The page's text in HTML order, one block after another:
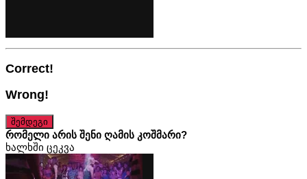
Correct!
Wrong!
შემდეგი
რომელი არის შენი ღამის კოშმარი?
ხალხში ცეკვა